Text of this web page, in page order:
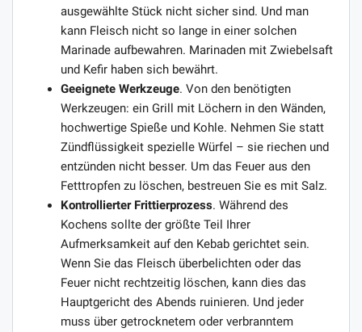
ausgewählte Stück nicht sicher sind. Und man
kann Fleisch nicht so lange in einer solchen
Marinade aufbewahren. Marinaden mit Zwiebelsaft
und Kefir haben sich bewährt.
Geeignete Werkzeuge. Von den benötigten
Werkzeugen: ein Grill mit Löchern in den Wänden,
hochwertige Spieße und Kohle. Nehmen Sie statt
Zündflüssigkeit spezielle Würfel – sie riechen und
entzünden nicht besser. Um das Feuer aus den
Fetttropfen zu löschen, bestreuen Sie es mit Salz.
Kontrollierter Frittierprozess. Während des
Kochens sollte der größte Teil Ihrer
Aufmerksamkeit auf den Kebab gerichtet sein.
Wenn Sie das Fleisch überbelichten oder das
Feuer nicht rechtzeitig löschen, kann dies das
Hauptgericht des Abends ruinieren. Und jeder
muss über getrocknetem oder verbranntem